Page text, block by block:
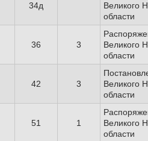
34д
Великого
области
36 3
Великого
области
42 3
Великого
области
51 1
Великого
области